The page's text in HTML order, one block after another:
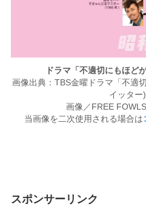
ドラマ「不適切にもほど
画像出典：TBS金曜ドラマ「不適
イッター
画像／FREE
当画像を二次使用される場合は
スポンサーリンク